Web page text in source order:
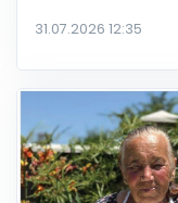
31.07.2026 12:35